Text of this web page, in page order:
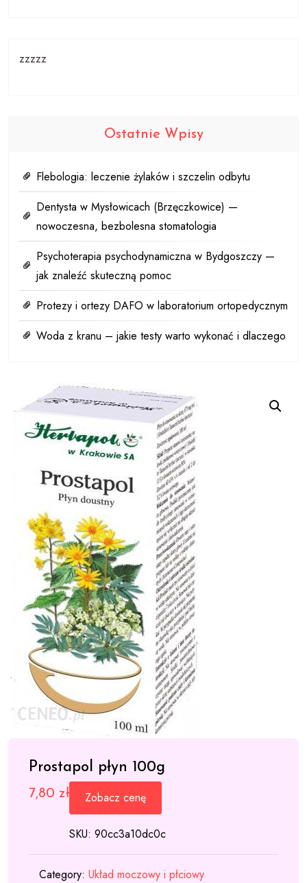
Prostapol płyn 100g
7,80 zł Zobacz cenę
SKU: 90cc3a10dc0c
Category: Układ moczowy i płciowy
zzzzz
Ostatnie Wpisy
Flebologia: leczenie żylaków i szczelin odbytu
Dentysta w Mysłowicach (Brzęczkowice) —
nowoczesna, bezbolesna stomatologia
Psychoterapia psychodynamiczna w Bydgoszczy —
jak znaleźć skuteczną pomoc
Protezy i ortezy DAFO w laboratorium ortopedycznym
Woda z kranu – jakie testy warto wykonać i dlaczego